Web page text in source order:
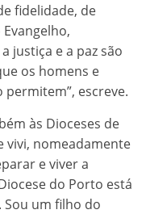
fidelidade, de
justiça e a paz são
os homens e
escreve.
às Dioceses de
vivi, nomeadamente
e viver a
do Porto está
Sou um filho do